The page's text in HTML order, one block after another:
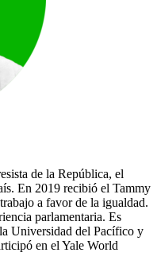
de la República, el
En 2019 recibió el Tammy
a favor de la igualdad.
parlamentaria. Es
Universidad del Pacífico y
en el Yale World